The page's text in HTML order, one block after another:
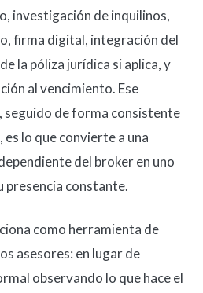
investigación de inquilinos,
firma digital, integración del
la póliza jurídica si aplica, y
al vencimiento. Ese
seguido de forma consistente
lo que convierte a una
del broker en uno
presencia constante.
como herramienta de
asesores: en lugar de
observando lo que hace el